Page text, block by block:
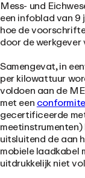
Mess- und
een infoblad van
hoe de
door de werkgever
Samengevat, in
per kilowattuur
voldoen aan de
met een
gecertificeerde
uitsluitend de aan
mobiele laadkabel
uitdrukkelijk niet